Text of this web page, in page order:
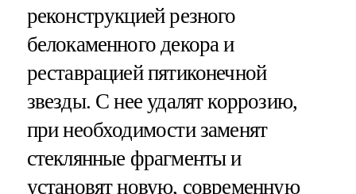
реконструкцией резного
белокаменного декора и
реставрацией пятиконечной
звезды. С нее удалят коррозию,
при необходимости заменят
стеклянные фрагменты и
установят новую, современную